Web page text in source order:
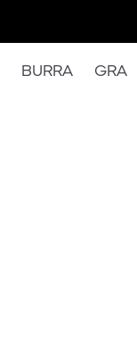
BURRA GRA